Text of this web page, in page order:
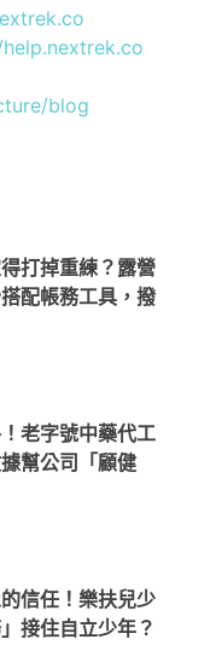
blog
打掉重練？露營
配帳務工具，撥
老字號中藥代工
幫公司「顧健
信任！樂扶兒少
接住自立少年？